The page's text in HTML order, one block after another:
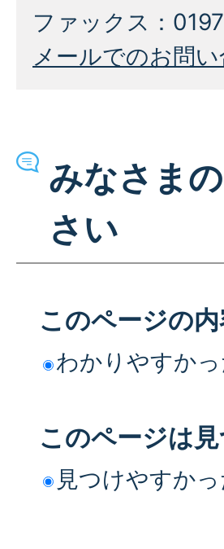
ファックス：
メールでのお問
みなさま
さい
このページの
わかりやすかっ
このページは
見つけやすかっ